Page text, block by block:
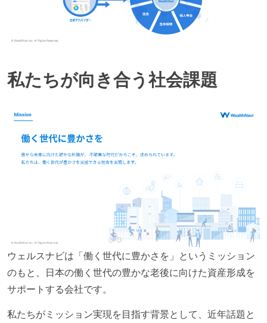
私たちが向き合う社会課題
ウェルスナビは「働く世代に豊かさを」というミッション
のもと、日本の働く世代の豊かな老後に向けた資産形成を
サポートする会社です。
私たちがミッション実現を目指す背景として、近年話題と